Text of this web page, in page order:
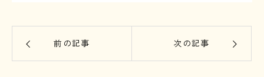
前の記事 次の記事